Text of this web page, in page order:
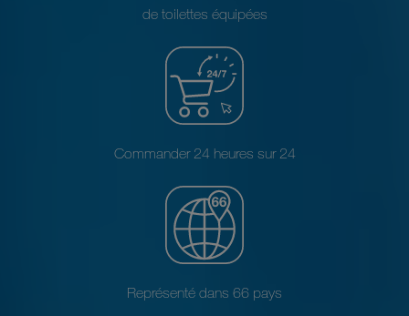
de toilettes équipées
Commander 24 heures sur 24
Représenté dans 66 pays